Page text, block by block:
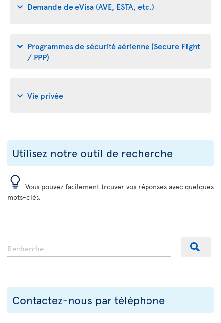
Demande de eVisa (AVE, ESTA, etc.)
Programmes de sécurité aérienne (Secure Flight
/ PPP)
Vie privée
Utilisez notre outil de recherche
Vous pouvez facilement trouver vos réponses avec quelques
mots-clés.
Contactez-nous par téléphone